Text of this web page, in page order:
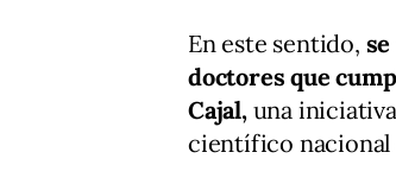
En este sentido,
doctores que
Cajal,una
científico nacional